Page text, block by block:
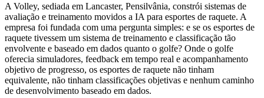
A Volley, sediada em Lancaster, Pensilvânia, constrói sistemas de
avaliação e treinamento movidos a IA para esportes de raquete. A
empresa foi fundada com uma pergunta simples: e se os esportes de
raquete tivessem um sistema de treinamento e classificação tão
envolvente e baseado em dados quanto o golfe? Onde o golfe
oferecia simuladores, feedback em tempo real e acompanhamento
objetivo de progresso, os esportes de raquete não tinham
equivalente, não tinham classificações objetivas e nenhum caminho
de desenvolvimento baseado em dados.